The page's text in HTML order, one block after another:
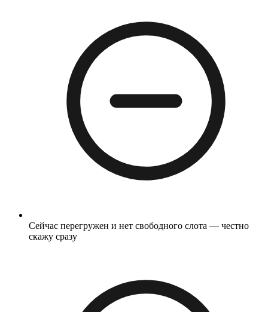
Сейчас перегружен и нет свободного слота — честно
скажу сразу